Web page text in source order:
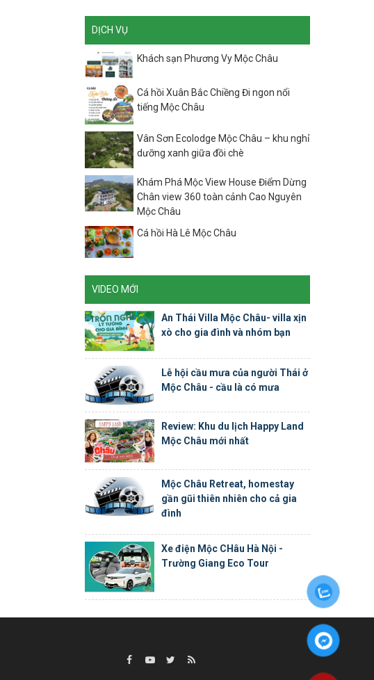
DỊCH VỤ
Khách sạn Phương Vy Mộc Châu
Cá hồi Xuân Bắc Chiềng Đi ngon nổi
tiếng Mộc Châu
Vân Sơn Ecolodge Mộc Châu – khu nghỉ
dưỡng xanh giữa đồi chè
Khám Phá Mộc View House Điểm Dừng
Chân view 360 toàn cảnh Cao Nguyên
Mộc Châu
Cá hồi Hà Lê Mộc Châu
VIDEO MỚI
An Thái Villa Mộc Châu- villa xịn
xò cho gia đình và nhóm bạn
Lễ hội cầu mưa của người Thái ở
Mộc Châu - cầu là có mưa
Review: Khu du lịch Happy Land
Mộc Châu mới nhất
Mộc Châu Retreat, homestay
gần gũi thiên nhiên cho cả gia
đình
Xe điện Mộc CHâu Hà Nội -
Trường Giang Eco Tour